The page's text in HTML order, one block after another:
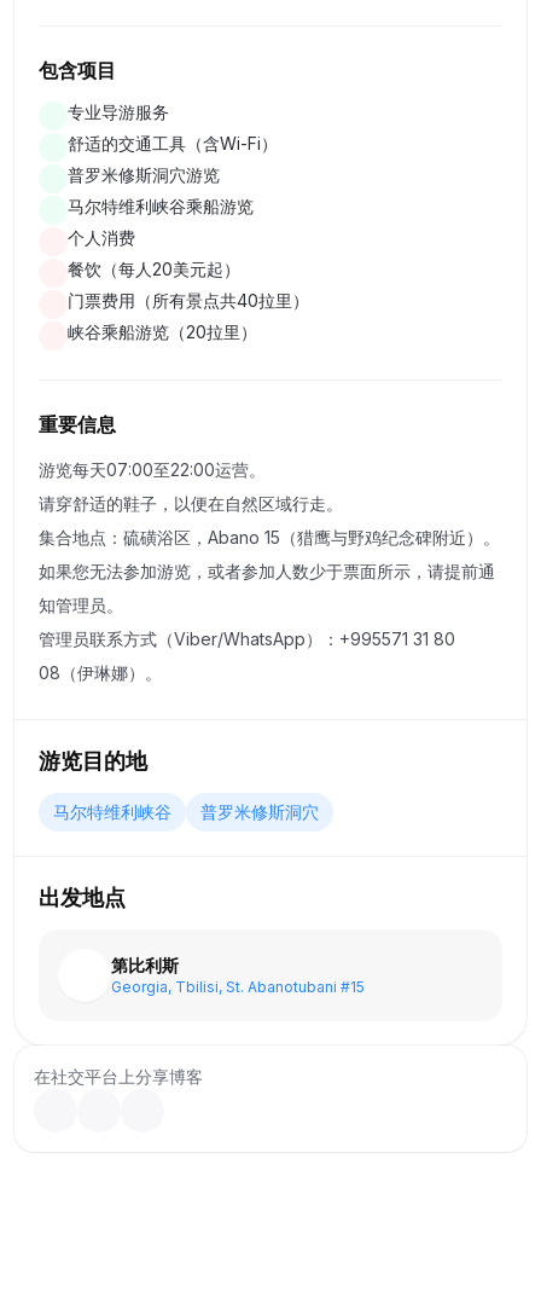
笋，以及风景如画的地下湖泊。游览包括探索独特的自然形
态，以及在地下河上乘船的机会，营造出真正神秘的氛围。
库塔伊西市中心（15分钟） — 参观普罗米修斯洞穴后，我们
将在库塔伊西市中心短暂停留。您将有15分钟时间漫步城市街
道、拍照或感受格鲁吉亚最古老城市之一的氛围。
马尔特维利峡谷 — 游览的最后一站将是马尔特维利峡谷。这
个令人难以置信的自然形态拥有晶莹剔透的水和风景如画的瀑
游览，这将为您提供欣赏峡谷的最佳角度。瀑布、水景和绿色
这次游览将揭开格鲁吉亚自然的秘密，让您在探索洞穴和峡谷
时获得丰富的情感，并让您感受到格鲁吉亚自然奇观的真正力
量和美丽。
包含项目
专业导游服务
舒适的交通工具（含Wi-Fi）
普罗米修斯洞穴游览
马尔特维利峡谷乘船游览
个人消费
餐饮（每人20美元起）
门票费用（所有景点共40拉里）
峡谷乘船游览（20拉里）
重要信息
游览每天07:00至22:00运营。
请穿舒适的鞋子，以便在自然区域行走。
集合地点：硫磺浴区，Abano 15（猎鹰与野鸡纪念碑附近）。
如果您无法参加游览，或者参加人数少于票面所示，请提前通
知管理员。
管理员联系方式（Viber/WhatsApp）：+995571 31 80
08（伊琳娜）。
游览目的地
马尔特维利峡谷 普罗米修斯洞穴
出发地点
第比利斯
Georgia, Tbilisi, St. Abanotubani #15
在社交平台上分享博客